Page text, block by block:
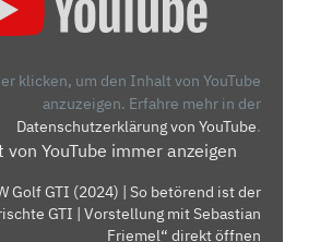
klicken, um den Inhalt von YouTube
anzuzeigen. Erfahre mehr in der
Datenschutzerklärung von YouTube.
von YouTube immer anzeigen
Golf GTI (2024) | So betörend ist der
GTI | Vorstellung mit Sebastian
Friemel“ direkt öffnen